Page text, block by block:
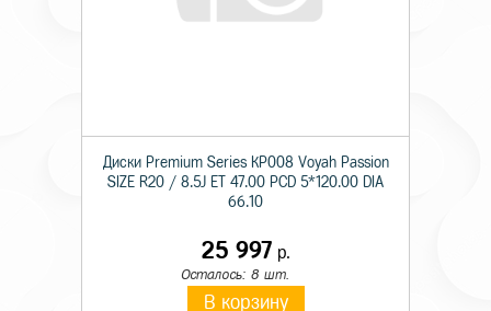
Диски Premium Series КР008 Voyah Passion
SIZE R20 / 8.5J ET 47.00 PCD 5*120.00 DIA
66.10
25 997 р.
Осталось: 8 шт.
В корзину